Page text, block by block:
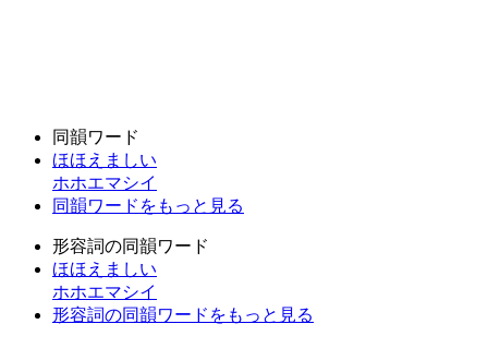
同韻ワード
ほほえましい
ホホエマシイ
同韻ワードをもっと見る
形容詞の同韻ワード
ほほえましい
ホホエマシイ
形容詞の同韻ワードをもっと見る